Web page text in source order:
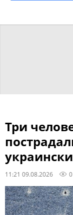
Три
11:21 09.08.2026 0